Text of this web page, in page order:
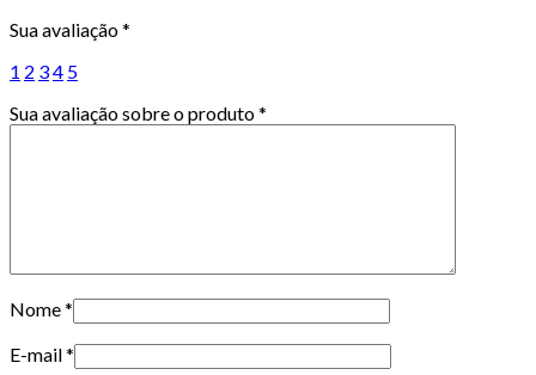
Sua avaliação*
1 2 34 5
Sua avaliação sobre o produto*
Nome*
E-mail*